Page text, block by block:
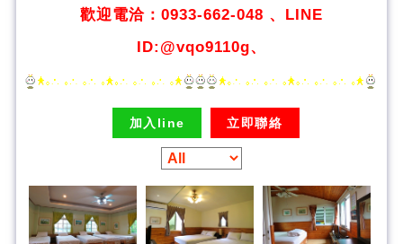
歡迎電洽：0933-662-048 、LINE
ID:@vqo9110g、
加入line 立即聯絡